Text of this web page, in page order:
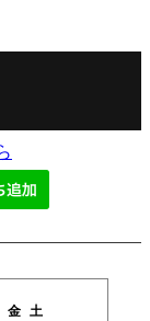
金 土